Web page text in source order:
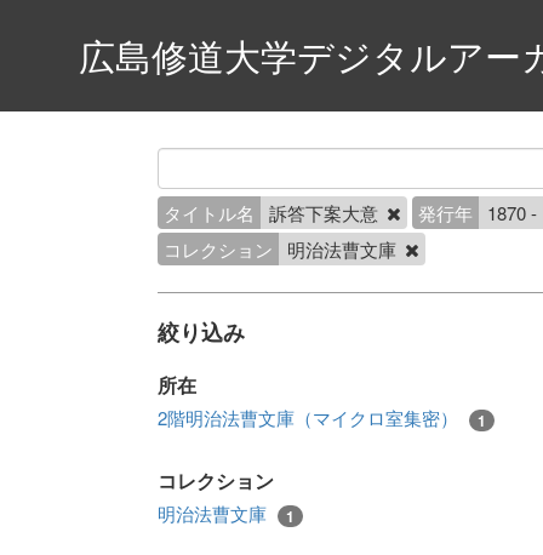
広島修道大学デジタルアー
タイトル名 訴答下案大意 発行年
1870
コレクション
明治法曹文庫
絞り込み
所在
2階明治法曹文庫（マイクロ室集密） 1
コレクション
明治法曹文庫 1